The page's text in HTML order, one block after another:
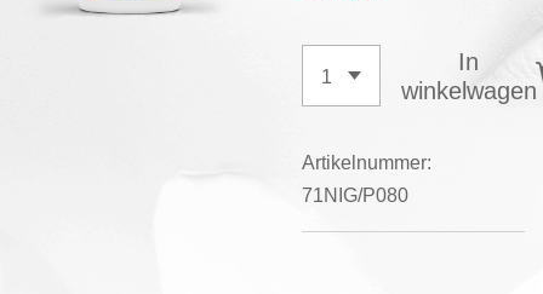
In
winkelwagen
Artikelnummer:
71NIG/P080